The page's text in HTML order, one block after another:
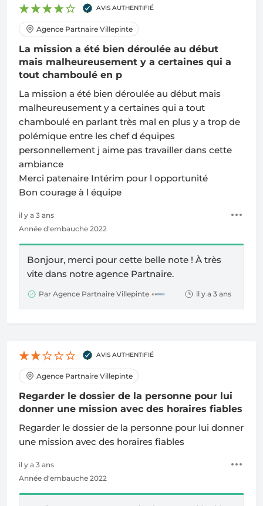
AVIS AUTHENTIFIÉ
Agence Partnaire Villepinte
La mission a été bien déroulée au début
mais malheureusement y a certaines qui a
tout chamboulé en p
La mission a été bien déroulée au début mais
malheureusement y a certaines qui a tout
chamboulé en parlant très mal en plus y a trop de
polémique entre les chef d équipes
personnellement j aime pas travailler dans cette
ambiance
Merci patenaire Intérim pour l opportunité
Bon courage à l équipe
il y a 3 ans
Année d'embauche 2022
Bonjour, merci pour cette belle note ! À très
vite dans notre agence Partnaire.
Par Agence Partnaire Villepinte il y a 3 ans
AVIS AUTHENTIFIÉ
Agence Partnaire Villepinte
Regarder le dossier de la personne pour lui
donner une mission avec des horaires fiables
Regarder le dossier de la personne pour lui donner
une mission avec des horaires fiables
il y a 3 ans
Année d'embauche 2022